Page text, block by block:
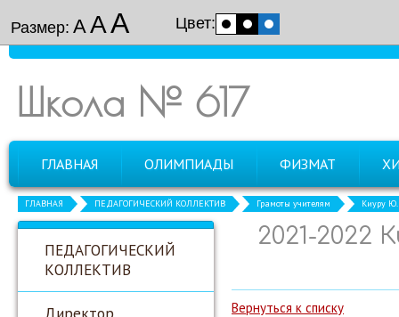
Размер: ААА Цвет:
Школа № 617
ГЛАВНАЯ ОЛИМПИАДЫ ФИЗМАТ
ГЛАВНАЯ ПЕДАГОГИЧЕСКИЙ КОЛЛЕКТИВ Грамоты учителям Киуру
ПЕДАГОГИЧЕСКИЙ
КОЛЛЕКТИВ
2021-2022
Вернуться к списку